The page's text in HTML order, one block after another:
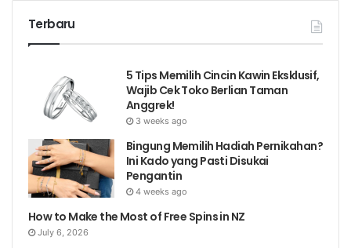
Terbaru
5 Tips Memilih Cincin Kawin Eksklusif,
Wajib Cek Toko Berlian Taman
Anggrek!
3 weeks ago
Bingung Memilih Hadiah Pernikahan?
Ini Kado yang Pasti Disukai
Pengantin
4 weeks ago
How to Make the Most of Free Spins in NZ
July 6, 2026